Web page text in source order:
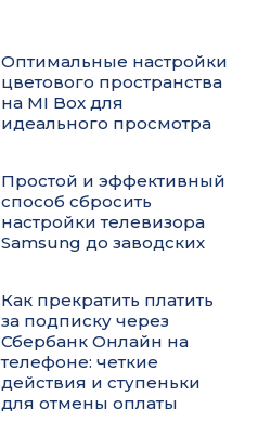
Оптимальные настройки
цветового пространства
на MI Box для
идеального просмотра
Простой и эффективный
способ сбросить
настройки телевизора
Samsung до заводских
Как прекратить платить
за подписку через
Сбербанк Онлайн на
телефоне: четкие
действия и ступеньки
для отмены оплаты